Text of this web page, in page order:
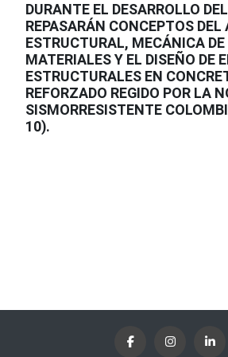
DURANTE EL DESARROLLO
REPASARÁN CONCEPTOS
ESTRUCTURAL, MECÁNICA DE
MATERIALES Y EL DISEÑO DE
ESTRUCTURALES EN
REFORZADO REGIDO POR LA
SISMORRESISTENTE
10).